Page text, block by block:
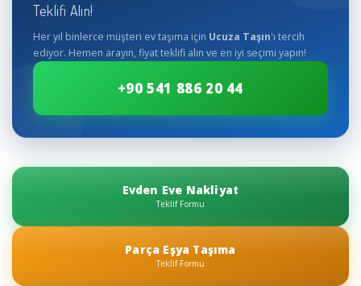
Teklifi Alın!
Her yıl binlerce müşteri ev taşıma için Ucuza Taşın'ı tercih
ediyor. Hemen arayın, fiyat teklifi alın ve en iyi seçimi yapın!
+90 541 886 20 44
Evden Eve Nakliyat
Teklif Formu
Parça Eşya Taşıma
Teklif Formu